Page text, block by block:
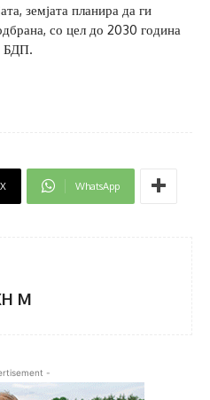
земјата планира да ги
со цел до 2030 година
БДП.
X WhatsApp
M
-